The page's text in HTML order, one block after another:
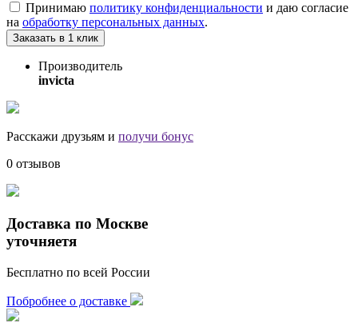
Принимаю политику конфиденциальности и даю согласие
на обработку персональных данных.
Заказать в 1 клик
Производитель
invicta
Расскажи друзьям и получи бонус
0 отзывов
Доставка по Москве
уточняетя
Бесплатно по всей России
Побробнее о доставке